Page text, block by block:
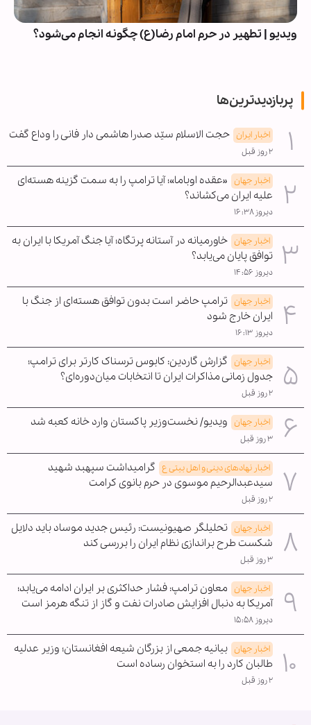
ویدیو | تطهیر در حرم امام رضا(ع) چگونه انجام می‌شود؟
پربازدیدترین‌ها
اخبار ایران حجت الاسلام سیّد صدرا هاشمی دار فانی را وداع گفت
۲ روز قبل
اخبار جهان «عقده اوباما»؛ آیا ترامپ را به سمت گزینه هسته‌ای
علیه ایران می‌کشاند؟
دیروز ۱۶:۳۸
اخبار جهان خاورمیانه در آستانه پرتگاه؛ آیا جنگ آمریکا با ایران به
توافق پایان می‌یابد؟
دیروز ۱۴:۵۶
اخبار جهان ترامپ حاضر است بدون توافق هسته‌ای از جنگ با
ایران خارج شود
دیروز ۱۶:۱۳
اخبار جهان گزارش گاردین: کابوس ترسناک کارتر برای ترامپ؛
جدول زمانی مذاکرات ایران تا انتخابات میان‌دوره‌ای؟
۲ روز قبل
اخبار جهان ویدیو/ نخست‌وزیر پاکستان وارد خانه کعبه شد
۳ روز قبل
اخبار نهادهای دینی و اهل بیتی ع گرامیداشت سپهبد شهید
سیدعبدالرحیم موسوی در حرم بانوی کرامت
۲ روز قبل
اخبار جهان تحلیلگر صهیونیست: رئیس جدید موساد باید دلایل
شکست طرح براندازی نظام ایران را بررسی کند
۳ روز قبل
اخبار جهان معاون ترامپ: فشار حداکثری بر ایران ادامه می‌یابد؛
آمریکا به دنبال افزایش صادرات نفت و گاز از تنگه هرمز است
دیروز ۱۵:۵۸
اخبار جهان بیانیه جمعی از بزرگان شیعه افغانستان؛ وزیر عدلیه
طالبان کارد را به استخوان رساده است
۲ روز قبل